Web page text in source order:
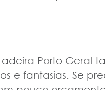
Porto Geral
e fantasias. Se